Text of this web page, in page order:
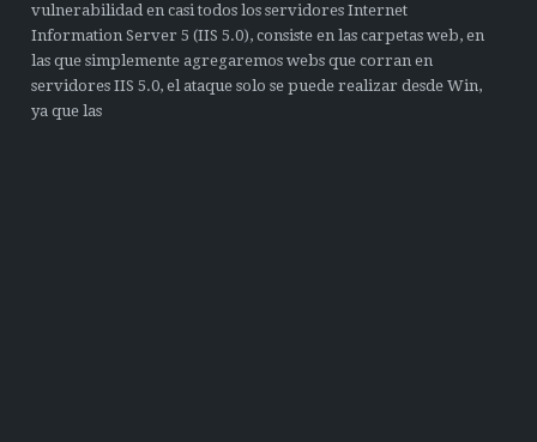
vulnerabilidad en casi todos los servidores Internet
Information Server 5 (IIS 5.0), consiste en las carpetas web, en
las que simplemente agregaremos webs que corran en
servidores IIS 5.0, el ataque solo se puede realizar desde Win,
ya que las